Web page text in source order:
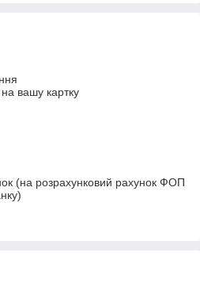
вашу картку
(на розрахунковий рахунок ФОП